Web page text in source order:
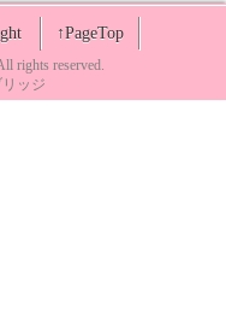
↑PageTop
rights reserved.
ッジ